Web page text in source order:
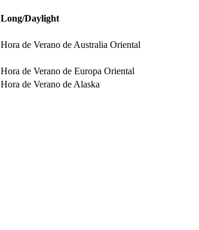
Long/Daylight
Hora de Verano de Australia Oriental
Hora de Verano de Europa Oriental
Hora de Verano de Alaska